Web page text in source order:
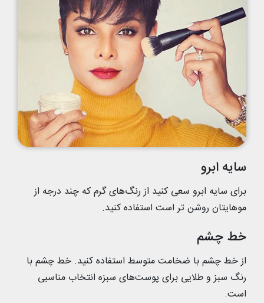
سایه ابرو
برای سایه ابرو سعی کنید از رنگ‌های گرم که چند درجه از
موهایتان روشن تر است استفاده کنید.
خط چشم
از خط چشم با ضخامت متوسط استفاده کنید. خط چشم با
رنگ سبز و طلایی برای پوست‌های سبزه انتخاب مناسبی
است.